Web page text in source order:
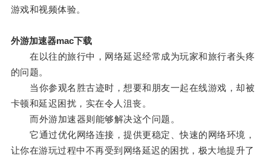
游戏和视频体验。
外游加速器mac下载
在以往的旅行中，网络延迟经常成为玩家和旅行者头疼
的问题。
当你参观名胜古迹时，想要和朋友一起在线游戏，却被
卡顿和延迟困扰，实在令人沮丧。
而外游加速器则能够解决这个问题。
它通过优化网络连接，提供更稳定、快速的网络环境，
让你在游玩过程中不再受到网络延迟的困扰，极大地提升了